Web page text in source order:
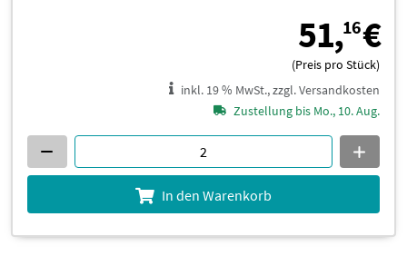
51,16€
(Preis pro Stück)
inkl. 19 % MwSt., zzgl. Versandkosten
Zustellung bis Mo., 10. Aug.
In den Warenkorb